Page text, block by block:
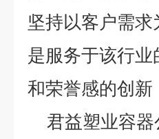
坚持以客户需
是服务于该行
和荣誉感的创新
君益塑业容器